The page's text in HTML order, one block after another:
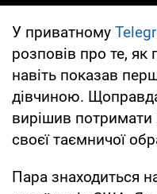
У приватному
розповів про те, як
навіть показав
дівчиною.
вирішив потримати
своєї таємничої
Пара знаходиться